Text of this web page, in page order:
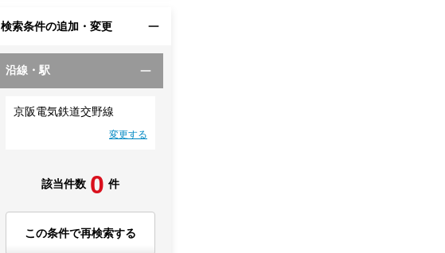
検索条件の追加・変更
沿線・駅
京阪電気鉄道交野線
変更する
該当件数 0 件
この条件で再検索する